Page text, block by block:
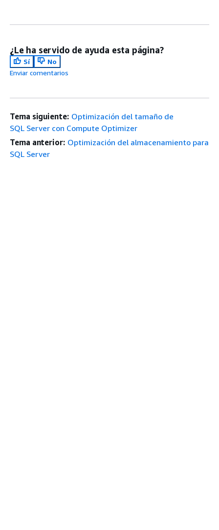
¿Le ha servido de ayuda esta página?
Sí
No
Enviar comentarios
Tema siguiente: Optimización del tamaño de
SQL Server con Compute Optimizer
Tema anterior: Optimización del almacenamiento para
SQL Server